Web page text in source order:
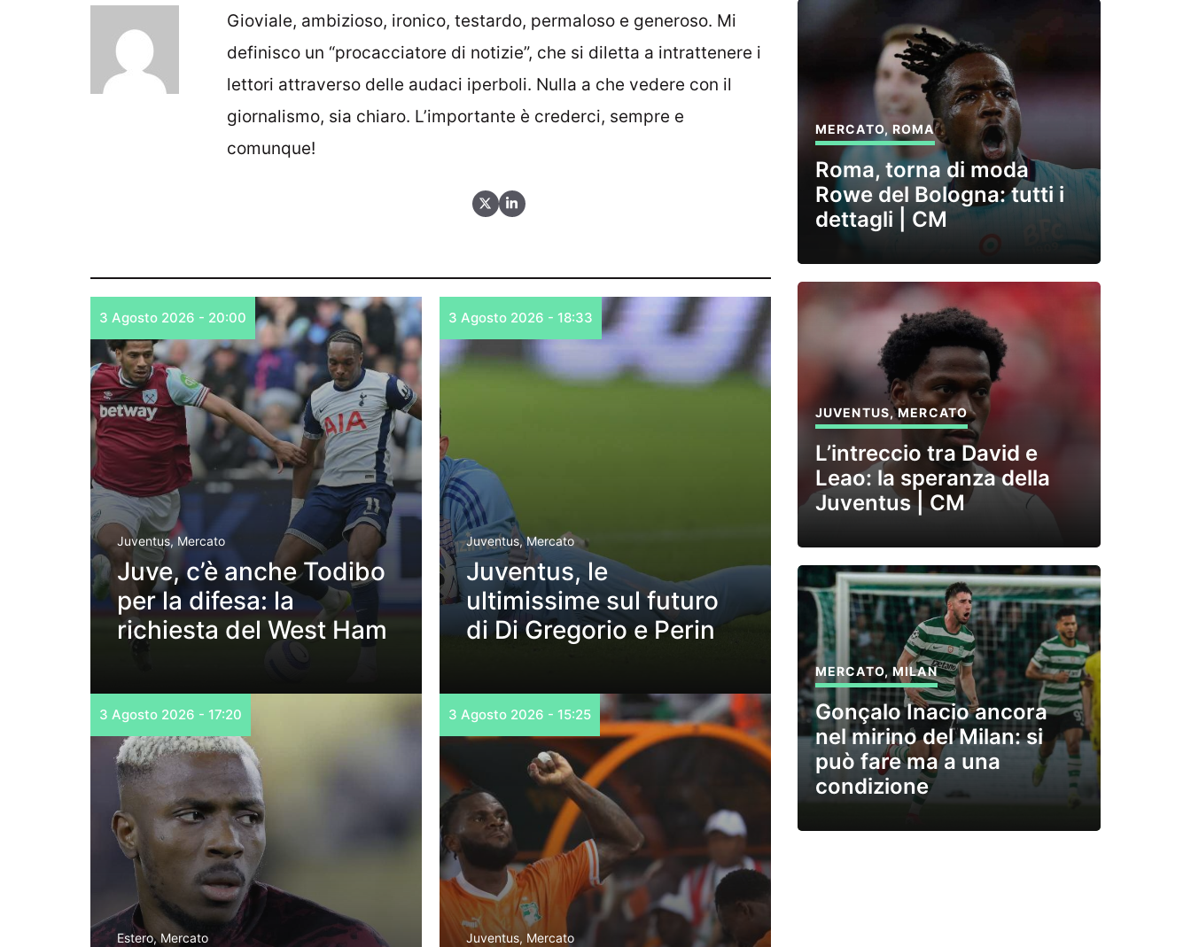
Gioviale, ambizioso, ironico, testardo, permaloso e generoso. Mi
definisco un “procacciatore di notizie”, che si diletta a intrattenere i
lettori attraverso delle audaci iperboli. Nulla a che vedere con il
giornalismo, sia chiaro. L’importante è crederci, sempre e
comunque!
3 Agosto 2026 - 20:00
Juventus, Mercato
Juve, c’è anche Todibo
per la difesa: la
richiesta del West Ham
3 Agosto 2026 - 18:33
Juventus,Mercato
Juventus, le
ultimissime sul futuro
di Di Gregorio e Perin
3 Agosto 2026 - 17:20
Estero, Mercato
3 Agosto 2026 - 15:25
Juventus, Mercato
MERCATO, ROMA
Roma, torna di moda
Rowe del Bologna: tutti i
dettagli | CM
JUVENTUS,MERCATO
L’intreccio tra David e
Leao: la speranza della
Juventus | CM
MERCATO,MILAN
Gonçalo Inacio ancora
nel mirino del Milan: si
può fare ma a una
condizione